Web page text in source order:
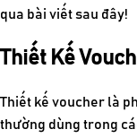
qua bài viết sau đây!
Thiết Kế
Thiết kế voucher là
thường dùng trong